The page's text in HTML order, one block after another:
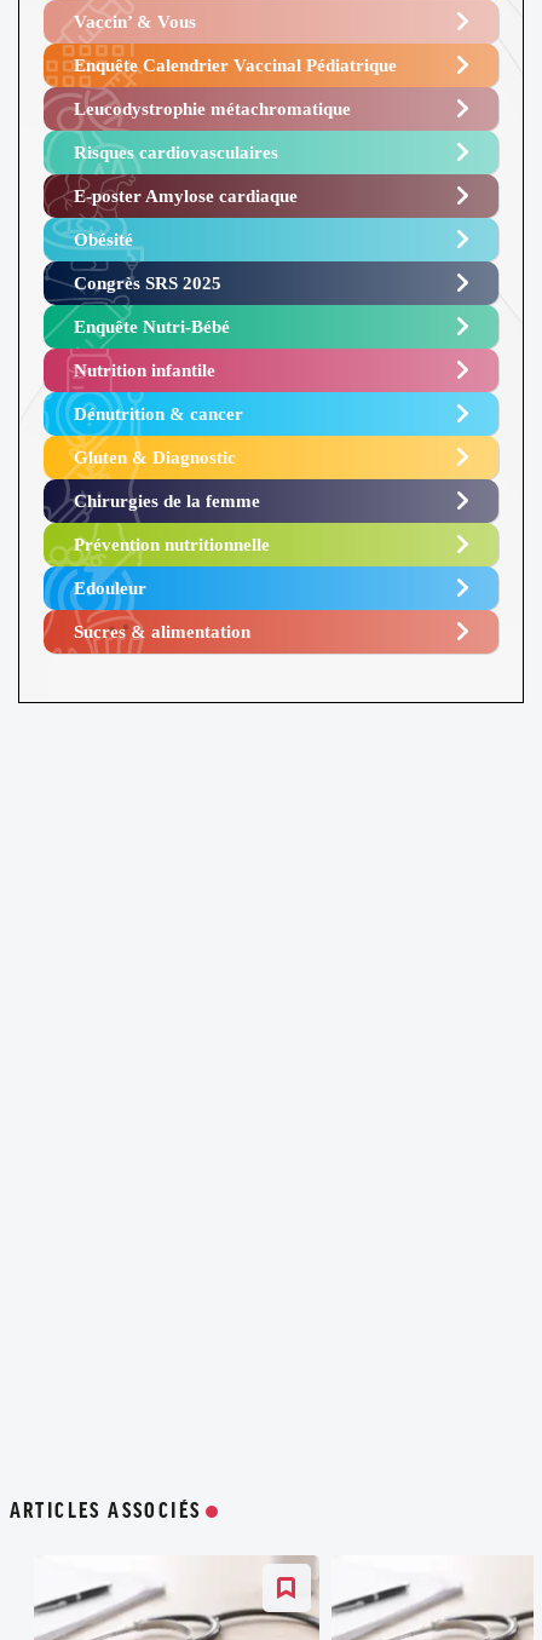
Vaccin’ & Vous
Enquête Calendrier Vaccinal Pédiatrique
Leucodystrophie métachromatique
Risques cardiovasculaires
E-poster Amylose cardiaque ​
Obésité ​
Congrès SRS 2025 ​
Enquête Nutri-Bébé ​
Nutrition infantile
Dénutrition & cancer
Gluten & Diagnostic
Chirurgies de la femme
Prévention nutritionnelle
Edouleur​
Sucres & alimentation​
ARTICLES ASSOCIÉS